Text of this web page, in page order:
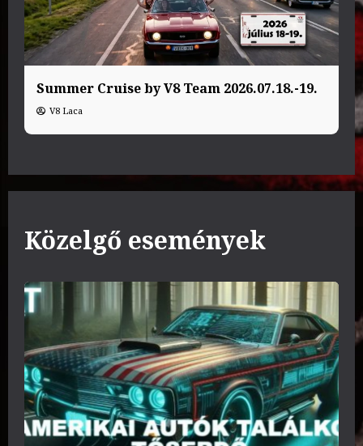
Summer Cruise by V8 Team 2026.07.18.-19.
V8 Laca
Közelgő események